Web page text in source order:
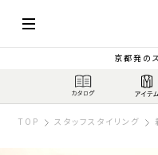
京都発の
TOP スタッフスタイリング